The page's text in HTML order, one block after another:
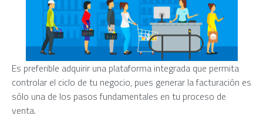
Es preferible adquirir una plataforma integrada que permita
controlar el ciclo de tu negocio, pues generar la facturación es
sólo una de los pasos fundamentales en tu proceso de
venta.